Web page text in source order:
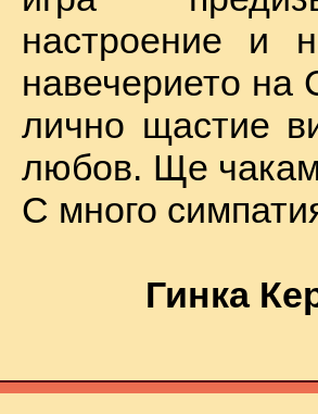
настроение и
навечерието на
лично щастие
любов. Ще
С много
Гинка